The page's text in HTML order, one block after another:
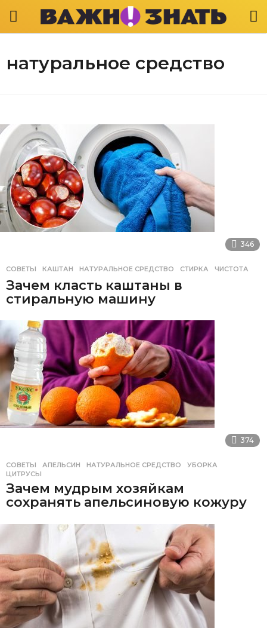
натуральное средство
346
СОВЕТЫ КАШТАН ,НАТУРАЛЬНОЕ СРЕДСТВО ,СТИРКА ,ЧИСТОТА
Зачем класть каштаны в
стиральную машину
374
СОВЕТЫ АПЕЛЬСИН ,НАТУРАЛЬНОЕ СРЕДСТВО ,УБОРКА
ЦИТРУСЫ
Зачем мудрым хозяйкам
сохранять апельсиновую кожуру